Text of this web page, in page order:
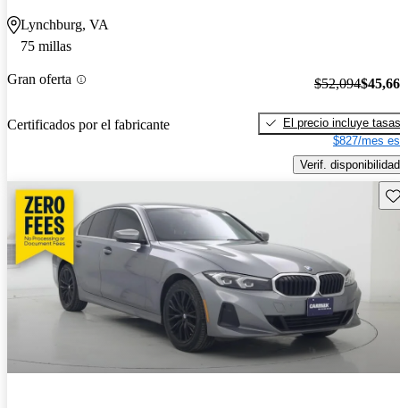
Lynchburg, VA
75 millas
Gran oferta
Certificados por el fabricante
$52,094
El precio incluye tasas
$827/mes
Verif. disponibilidad